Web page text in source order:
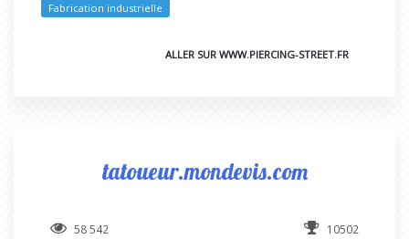
Fabrication industrielle
ALLER SUR WWW.PIERCING-STREET.FR
tatoueur.mondevis.com
58 542 10502